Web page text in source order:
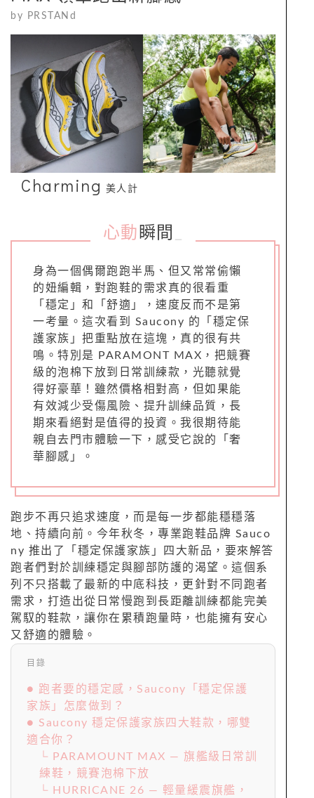
by PRSTANd
Charming 美人計
心動 瞬間
身為一個偶爾跑跑半馬、但又常常偷懶
的妞編輯，對跑鞋的需求真的很看重
「穩定」和「舒適」，速度反而不是第
一考量。這次看到 Saucony 的「穩定保
護家族」把重點放在這塊，真的很有共
鳴。特別是 PARAMONT MAX，把競賽
級的泡棉下放到日常訓練款，光聽就覺
得好豪華！雖然價格相對高，但如果能
有效減少受傷風險、提升訓練品質，長
期來看絕對是值得的投資。我很期待能
親自去門市體驗一下，感受它說的「奢
華腳感」。
跑步不再只追求速度，而是每一步都能穩穩落
地、持續向前。今年秋冬，專業跑鞋品牌 Sauco
ny 推出了「穩定保護家族」四大新品，要來解答
跑者們對於訓練穩定與腳部防護的渴望。這個系
列不只搭載了最新的中底科技，更針對不同跑者
需求，打造出從日常慢跑到長距離訓練都能完美
駕馭的鞋款，讓你在累積跑量時，也能擁有安心
又舒適的體驗。
目錄
● 跑者要的穩定感，Saucony「穩定保護
家族」怎麼做到？
● Saucony 穩定保護家族四大鞋款，哪雙
適合你？
└ PARAMOUNT MAX — 旗艦級日常訓
練鞋，競賽泡棉下放
└ HURRICANE 26 — 輕量緩震旗艦，